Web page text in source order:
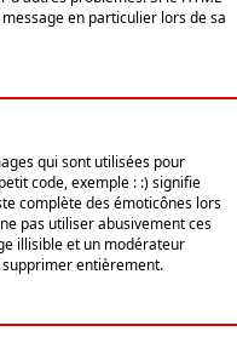
en particulier lors de sa
qui sont utilisées pour
code, exemple : :) signifie
complète des émoticônes lors
pas utiliser abusivement ces
illisible et un modérateur
entièrement.